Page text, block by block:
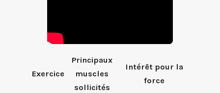
Exercice
Principaux
muscles
sollicités
Intérêt pour la
force